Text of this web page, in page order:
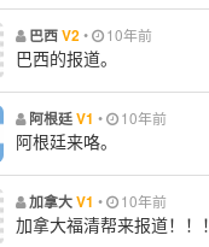
巴西V2 • 10年前
巴西的报道。
阿根廷V1 • 10年前
阿根廷来咯。
加拿大V1 • 10年前
加拿大福清帮来报道！！！